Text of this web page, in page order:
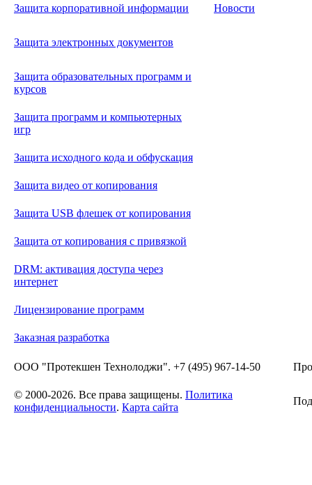
Защита корпоративной информации Новости
Защита электронных документов
Защита образовательных программ и
курсов
Защита программ и компьютерных
игр
Защита исходного кода и обфускация
Защита видео от копирования
Защита USB флешек от копирования
Защита от копирования с привязкой
DRM: активация доступа через
интернет
Лицензирование программ
Заказная разработка
ООО "Протекшен Технолоджи". +7 (495) 967-14-50
© 2000-2026. Все права защищены. Политика
конфиденциальности. Карта сайта